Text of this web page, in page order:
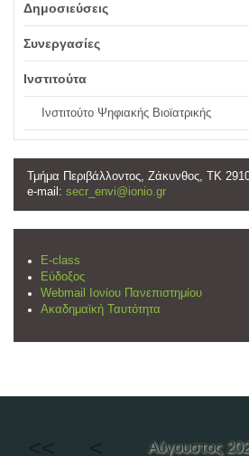
Δημοσιεύσεις
Συνεργασίες
Ινστιτούτα
Ινστιτούτο Ψηφιακής Βιοϊατρικής
Τμήμα Περιβάλλοντος, Ζάκυνθος, ΤΚ
e-mail: secr_envi@ionio.gr
E-class
Εύδοξος
Webmail Ιονίου Πανεπιστημίου
Ακαδημαϊκή Ταυτότητα
<< < Αύγουστος